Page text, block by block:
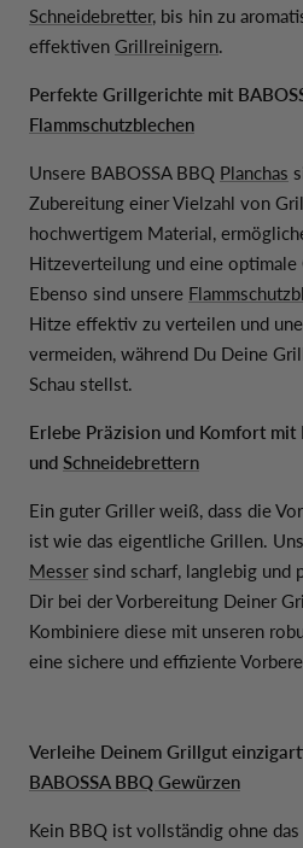
Schneidebretter, bis hin zu
effektiven Grillreinigern.
Perfekte Grillgerichte mit
Flammschutzblechen
Unsere BABOSSA BBQ Planchas
Zubereitung einer Vielzahl von
hochwertigem Material,
Hitzeverteilung und eine optimale
Ebenso sind unsere
Hitze effektiv zu verteilen und
vermeiden, während Du Deine
Schau stellst.
Erlebe Präzision und Komfort mit
und Schneidebrettern
Ein guter Griller weiß, dass die
ist wie das eigentliche Grillen.
Messersind scharf, langlebig und
Dir bei der Vorbereitung Deiner
Kombiniere diese mit unseren
eine sichere und effiziente
Verleihe Deinem Grillgut
BABOSSA BBQ Gewürzen
Kein BBQ ist vollständig ohne